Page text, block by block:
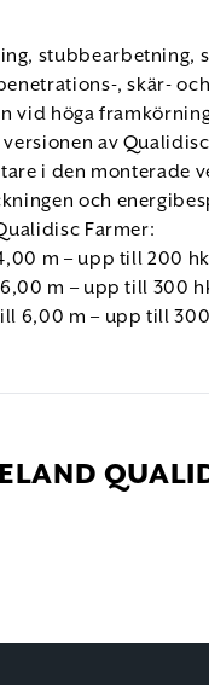
stubbearbetning,
, skär-
vid höga
av
i den monterade
och
Farmer:
m – upp till 200
m – upp till 300
6,00 m – upp till